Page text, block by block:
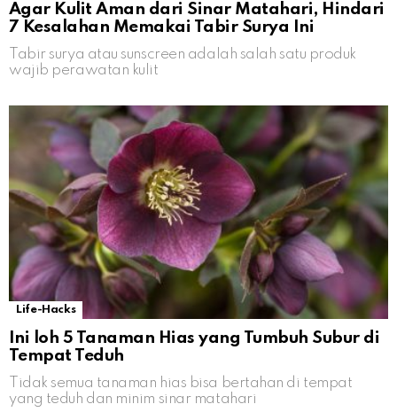
Agar Kulit Aman dari Sinar Matahari, Hindari
7 Kesalahan Memakai Tabir Surya Ini
Tabir surya atau sunscreen adalah salah satu produk
wajib perawatan kulit
Life-Hacks
Ini loh 5 Tanaman Hias yang Tumbuh Subur di
Tempat Teduh
Tidak semua tanaman hias bisa bertahan di tempat
yang teduh dan minim sinar matahari